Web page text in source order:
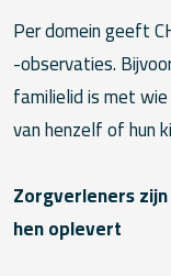
Per domein geeft
-observaties.
familielid is met
van henzelf of hun
Zorgverleners
hen oplevert